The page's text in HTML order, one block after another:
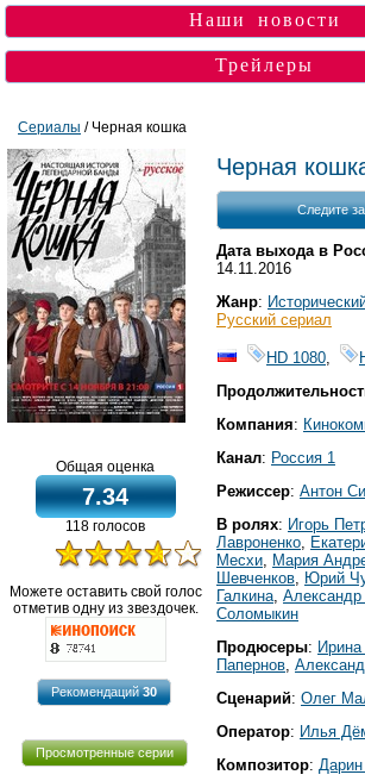
Наши новости
Трейлеры
Сериалы / Черная кошка
Общая оценка
7.34
118 голосов
Можете оставить свой голос
отметив одну из звездочек.
Рекомендаций30
Просмотренные серии
Черная
Следите
Дата выхода в
14.11.2016
Жанр:
Русский сериал
HD 1080
Компания:
Канал: Россия 1
Режиссер: Антон
В ролях: Игорь
Лавроненко
Месхи Мария
Шевченков Юрий
Галкина
Соломыкин
Продюсеры:
Папернов
Сценарий: Олег
Оператор: Илья
Композитор: